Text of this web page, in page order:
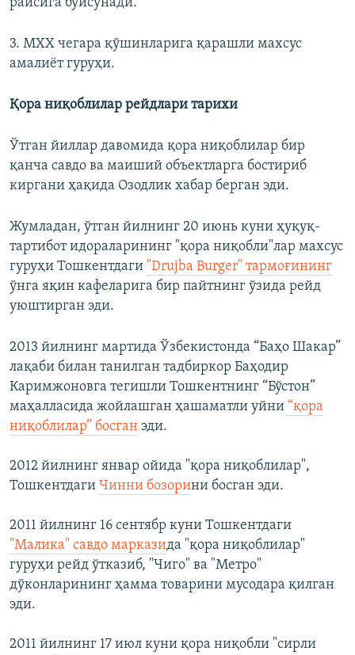
раисига бўйсунади.
3. МХХ чегара қўшинларига қарашли махсус
амалиёт гуруҳи.
Қора ниқоблилар рейдлари тарихи
Ўтган йиллар давомида қора ниқоблилар бир
қанча савдо ва маиший объектларга бостириб
киргани ҳақида Озодлик хабар берган эди.
Жумладан, ўтган йилнинг 20 июнь куни ҳуқуқ-
тартибот идораларининг "қора ниқобли"лар махсус
гуруҳи Тошкентдаги "Drujba Burger" тармоғининг
ўнга яқин кафеларига бир пайтнинг ўзида рейд
уюштирган эди.
2013 йилнинг мартида Ўзбекистонда “Баҳо Шакар”
лақаби билан танилган тадбиркор Баҳодир
Каримжоновга тегишли Тошкентнинг “Бўстон”
маҳалласида жойлашган ҳашаматли уйни “қора
ниқоблилар” босган эди.
2012 йилнинг январ ойида "қора ниқоблилар",
Тошкентдаги Чинни бозорини босган эди.
2011 йилнинг 16 сентябр куни Тошкентдаги
"Малика" савдо марказида "қора ниқоблилар"
гуруҳи рейд ўтказиб, "Чиго" ва "Метро"
дўконларининг ҳамма товарини мусодара қилган
эди.
2011 йилнинг 17 июл куни қора ниқобли "сирли